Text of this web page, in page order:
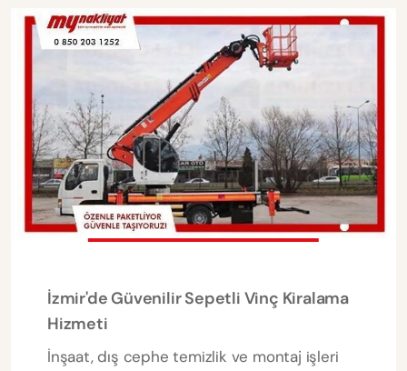
İzmir'de Güvenilir Sepetli Vinç Kiralama
Hizmeti
İnşaat, dış cephe temizlik ve montaj işleri